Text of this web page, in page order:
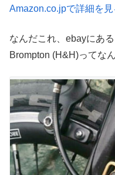
Amazon.co.jpで詳細を見
なんだこれ、ebayにあ
Brompton (H&H)ってな